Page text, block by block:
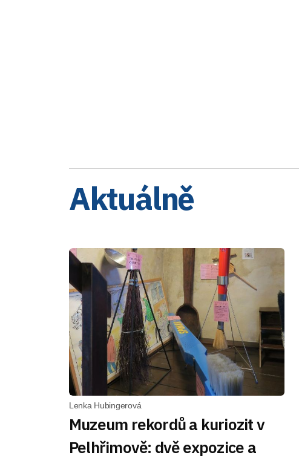
Aktuálně
Lenka Hubingerová
Muzeum rekordů a kuriozit v
Pelhřimově: dvě expozice a